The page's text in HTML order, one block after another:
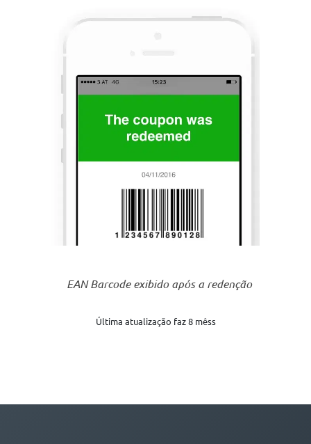
EAN Barcode exibido após a redenção
Última atualização faz 8 mêss